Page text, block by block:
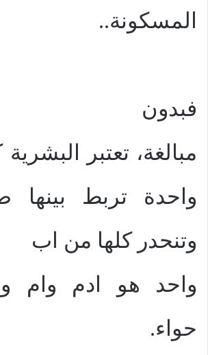
المسكونة..
فبدون
مبالغة، تعتبر
واحدة تربط بينها
وتنحدر كلها من اب
واحد هو ادم وام
حواء.